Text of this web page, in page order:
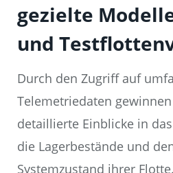
gezielte
und
Durch den Zugriff auf
Telemetriedaten
detaillierte Einblicke in
die Lagerbestände und
Systemzustand ihrer